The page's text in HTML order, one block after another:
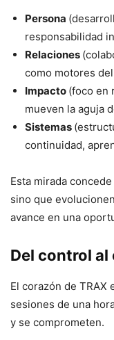
Persona
responsabilidad
Relaciones
como motores
Impacto (foco en
mueven la aguja
Sistemas
continuidad,
Esta mirada
sino que
avance en una
Del control
El corazón de TRAX
sesiones de una
y se comprometen.